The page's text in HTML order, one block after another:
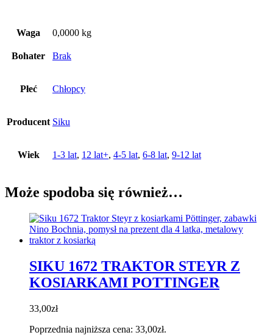
Waga 0,0000 kg
Bohater Brak
Płeć Chłopcy
Producent Siku
Wiek 1-3 lat, 12 lat+, 4-5 lat, 6-8 lat, 9-12 lat
Może spodoba się również…
SIKU 1672 TRAKTOR STEYR Z
KOSIARKAMI POTTINGER
33,00zł
Poprzednia najniższa cena: 33,00zł.